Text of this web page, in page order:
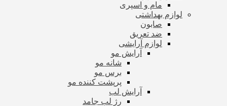
مام و اسپری
لوازم بهداشتی
صابون
ضد تعریق
لوازم آرایشی
آرایش مو
شانه مو
برس مو
پرپشت کننده مو
آرایش لب
رژ لب جامد